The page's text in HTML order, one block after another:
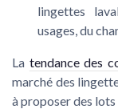
lingettes
usages, du
La tendance des
marché des
à proposer des